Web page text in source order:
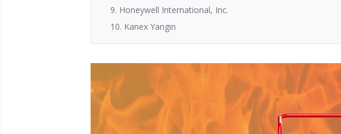
9. Honeywell International, Inc.
10. Kanex Yangın